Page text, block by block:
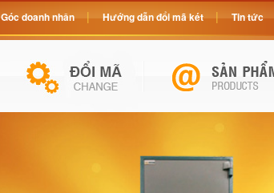
Góc doanh nhân Hướng dẫn đổi mã két Tin tức